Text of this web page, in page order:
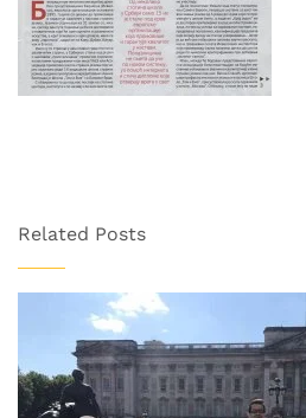
Related Posts